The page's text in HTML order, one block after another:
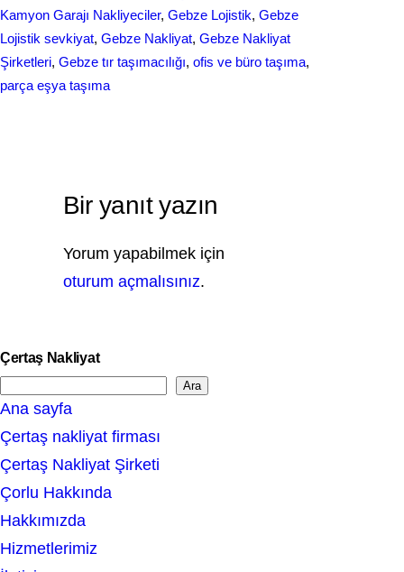
Kamyon Garajı Nakliyeciler, Gebze Lojistik, Gebze
Lojistik sevkiyat, Gebze Nakliyat, Gebze Nakliyat
Şirketleri, Gebze tır taşımacılığı, ofis ve büro taşıma
parça eşya taşıma
Bir yanıt yazın
Yorum yapabilmek için
oturum açmalısınız.
Çertaş Nakliyat
e
a
r
c
h
Ara
Ana sayfa
Çertaş nakliyat firması
Çertaş Nakliyat Şirketi
Çorlu Hakkında
Hakkımızda
Hizmetlerimiz